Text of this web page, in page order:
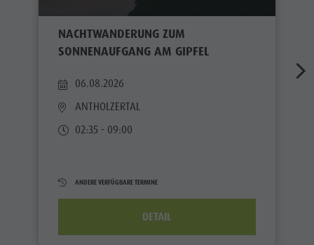
NACHTWANDERUNG ZUM
SONNENAUFGANG AM GIPFEL
06.08.2026
ANTHOLZERTAL
02:35 - 09:00
ANDERE VERFÜGBARE TERMINE
DETAIL